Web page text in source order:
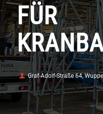
FÜR
Graf-Adolf-Straße 64,